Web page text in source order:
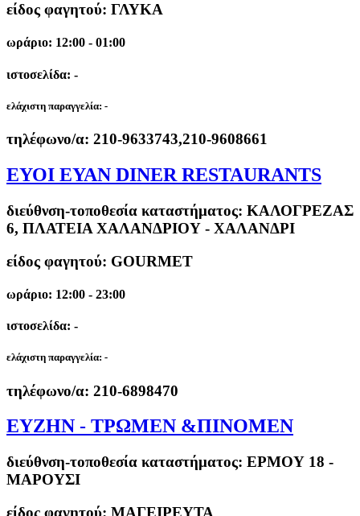
είδος φαγητού: ΓΛΥΚΑ
ωράριο: 12:00 - 01:00
ιστοσελίδα: -
ελάχιστη παραγγελία: -
τηλέφωνο/α: 210-9633743,210-9608661
ΕΥΟΙ ΕΥΑΝ DINER RESTAURANTS
διεύθνση-τοποθεσία καταστήματος: ΚΑΛΟΓΡΕΖΑΣ
6, ΠΛΑΤΕΙΑ ΧΑΛΑΝΔΡΙΟΥ - ΧΑΛΑΝΔΡΙ
είδος φαγητού: GOURMET
ωράριο: 12:00 - 23:00
ιστοσελίδα: -
ελάχιστη παραγγελία: -
τηλέφωνο/α: 210-6898470
ΕΥΖΗΝ - ΤΡΩΜΕΝ &ΠΙΝΟΜΕΝ
διεύθνση-τοποθεσία καταστήματος: ΕΡΜΟΥ 18 -
ΜΑΡΟΥΣΙ
είδος φαγητού: ΜΑΓΕΙΡΕΥΤΑ